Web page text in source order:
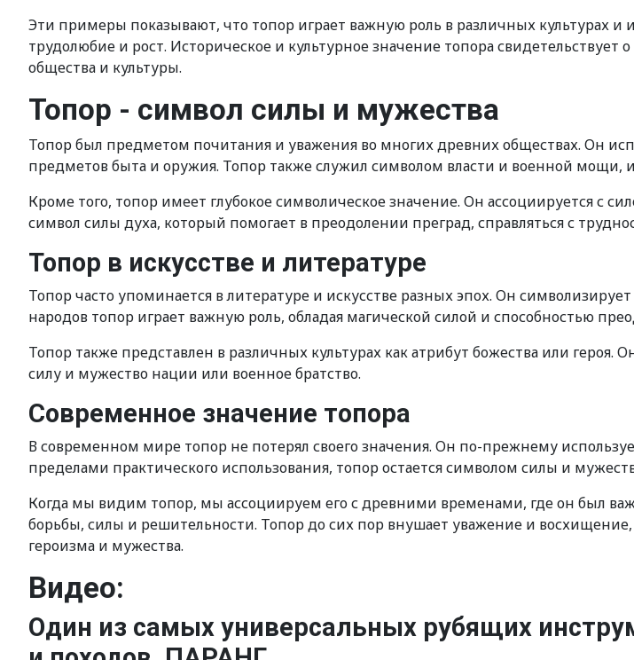
Эти примеры показывают, что топор играет важную роль в различных культурах
трудолюбие и рост. Историческое и культурное значение топора
общества и культуры.
Топор - символ силы и мужества
Топор был предметом почитания и уважения во многих древних обществах. Он
предметов быта и оружия. Топор также служил символом власти и военной мощи,
Кроме того, топор имеет глубокое символическое значение. Он ассоциируется с
символ силы духа, который помогает в преодолении преград, справляться с
Топор в искусстве и литературе
Топор часто упоминается в литературе и искусстве разных эпох. Он
народов топор играет важную роль, обладая магической силой и способностью
Топор также представлен в различных культурах как атрибут божества или героя.
силу и мужество нации или военное братство.
Современное значение топора
В современном мире топор не потерял своего значения. Он по-прежнему
пределами практического использования, топор остается символом силы и
Когда мы видим топор, мы ассоциируем его с древними временами, где он был
борьбы, силы и решительности. Топор до сих пор внушает уважение и восхищение,
героизма и мужества.
Видео:
Один из самых универсальных рубящих